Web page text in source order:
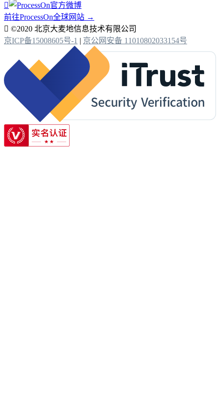

前往ProcessOn全球网站 →
 ©2020 北京大麦地信息技术有限公司
京ICP备15008605号-1 | 京公网安备 11010802033154号